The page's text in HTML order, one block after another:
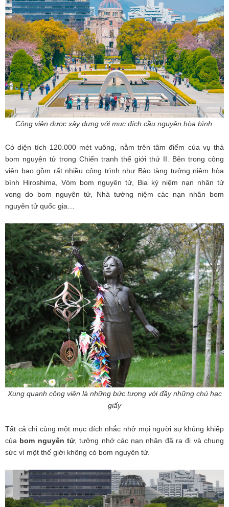
Công viên được xây dựng với mục đích cầu nguyện hòa bình.
Có diện tích 120.000 mét vuông, nằm trên tâm điểm của vụ thả
bom nguyên tử trong Chiến tranh thế giới thứ II. Bên trong công
viên bao gồm rất nhiều công trình như Bảo tàng tưởng niệm hòa
bình Hiroshima, Vòm bom nguyên tử, Bia kỷ niệm nạn nhân tử
vong do bom nguyên tử, Nhà tưởng niệm các nạn nhân bom
nguyên tử quốc gia…
Xung quanh công viên là những bức tượng với đầy những chú hạc
giấy
Tất cả chỉ cùng một mục đích nhắc nhở mọi người sự khủng khiếp
của bom nguyên tử, tưởng nhớ các nạn nhân đã ra đi và chung
sức vì một thế giới không có bom nguyên tử.